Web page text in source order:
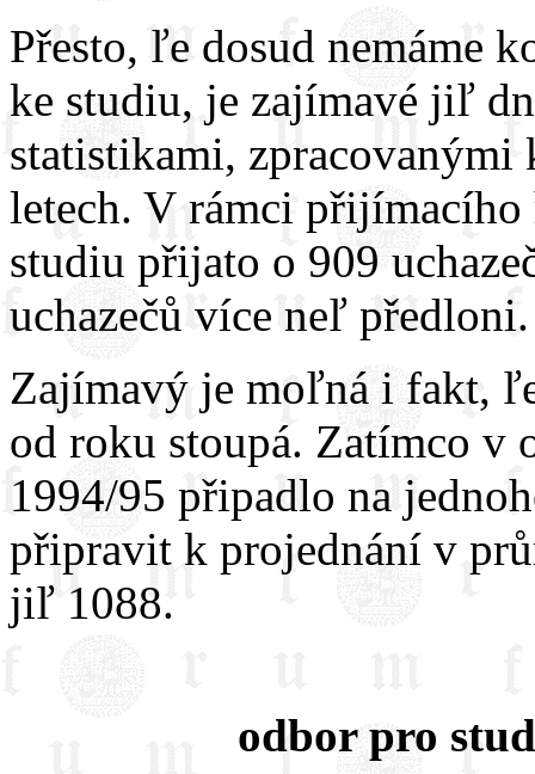
Přesto, ľe dosud nemáme
ke studiu, je zajímavé jiľ
statistikami,
letech. V rámci
studiu přijato o 909
uchazečů více neľ předloni.
Zajímavý je moľná i fakt,
od roku stoupá. Zatímco
1994/95 připadlo na
připravit k projednání v
jiľ 1088.
odbor pro